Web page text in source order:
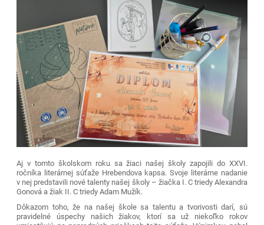
Aj v tomto školskom roku sa žiaci našej školy zapojili do XXVI.
ročníka literárnej súťaže Hrebendova kapsa. Svoje literárne nadanie
v nej predstavili nové talenty našej školy – žiačka I. C triedy Alexandra
Gonová a žiak II. C triedy Adam Mužík.
Dôkazom toho, že na našej škole sa talentu a tvorivosti darí, sú
pravidelné úspechy našich žiakov, ktorí sa už niekoľko rokov